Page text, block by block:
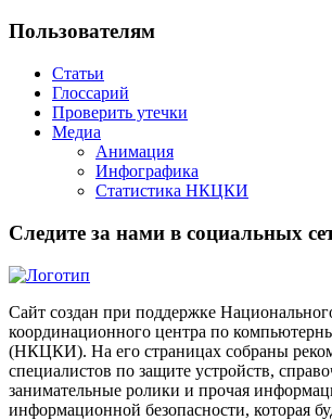
Пользователям
Статьи
Глоссарий
Проверить утечки
Медиа
Анимация
Инфографика
Статистика НКЦКИ
Следите за нами в социальных
Сайт создан при поддержке
координационного центра по
(НКЦКИ). На его страницах собраны
специалистов по защите устройств,
занимательные ролики и прочая
информационной безопасности, которая